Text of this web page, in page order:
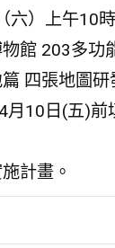
六）上午10
館 203多功
四張地圖研
月10日(五)
計畫。